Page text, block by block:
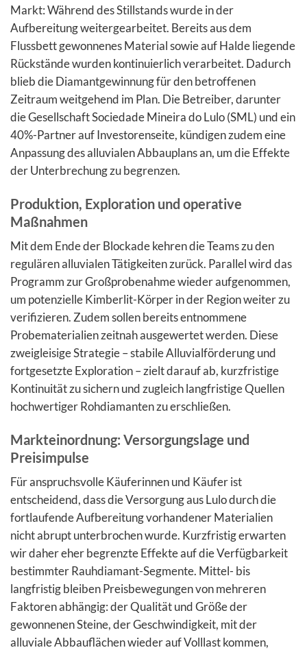
Markt: Während des Stillstands wurde in der
Aufbereitung weitergearbeitet. Bereits aus dem
Flussbett gewonnenes Material sowie auf Halde liegende
Rückstände wurden kontinuierlich verarbeitet. Dadurch
blieb die Diamantgewinnung für den betroffenen
Zeitraum weitgehend im Plan. Die Betreiber, darunter
die Gesellschaft Sociedade Mineira do Lulo (SML) und ein
40%-Partner auf Investorenseite, kündigen zudem eine
Anpassung des alluvialen Abbauplans an, um die Effekte
der Unterbrechung zu begrenzen.
Produktion, Exploration und operative
Maßnahmen
Mit dem Ende der Blockade kehren die Teams zu den
regulären alluvialen Tätigkeiten zurück. Parallel wird das
Programm zur Großprobenahme wieder aufgenommen,
um potenzielle Kimberlit-Körper in der Region weiter zu
verifizieren. Zudem sollen bereits entnommene
Probematerialien zeitnah ausgewertet werden. Diese
zweigleisige Strategie – stabile Alluvialförderung und
fortgesetzte Exploration – zielt darauf ab, kurzfristige
Kontinuität zu sichern und zugleich langfristige Quellen
hochwertiger Rohdiamanten zu erschließen.
Markteinordnung: Versorgungslage und
Preisimpulse
Für anspruchsvolle Käuferinnen und Käufer ist
entscheidend, dass die Versorgung aus Lulo durch die
fortlaufende Aufbereitung vorhandener Materialien
nicht abrupt unterbrochen wurde. Kurzfristig erwarten
wir daher eher begrenzte Effekte auf die Verfügbarkeit
bestimmter Rauhdiamant-Segmente. Mittel- bis
langfristig bleiben Preisbewegungen von mehreren
Faktoren abhängig: der Qualität und Größe der
gewonnenen Steine, der Geschwindigkeit, mit der
alluviale Abbauflächen wieder auf Volllast kommen,